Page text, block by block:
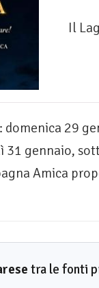
Il
29
31 gennaio,
Amica
tra le fonti